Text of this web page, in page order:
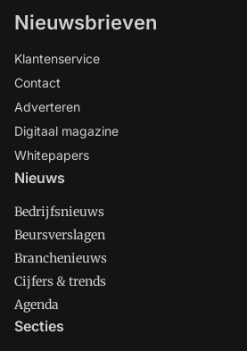
Nieuwsbrieven
Klantenservice
Contact
Adverteren
Digitaal magazine
Whitepapers
Nieuws
Bedrijfsnieuws
Beursverslagen
Branchenieuws
Cijfers & trends
Agenda
Secties